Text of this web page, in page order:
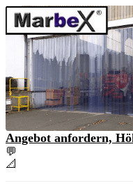
Angebot anfordern,
💬
📐